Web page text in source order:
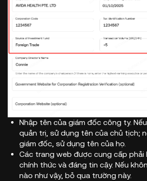
Nhập tên của giám đốc công ty.
quản trị, sử dụng tên của chủ tịch;
giám đốc, sử dụng tên của họ.
Các trang web được cung cấp phải
chính thức và đáng tin cậy. Nếu
nào như vậy, bỏ qua trường này.